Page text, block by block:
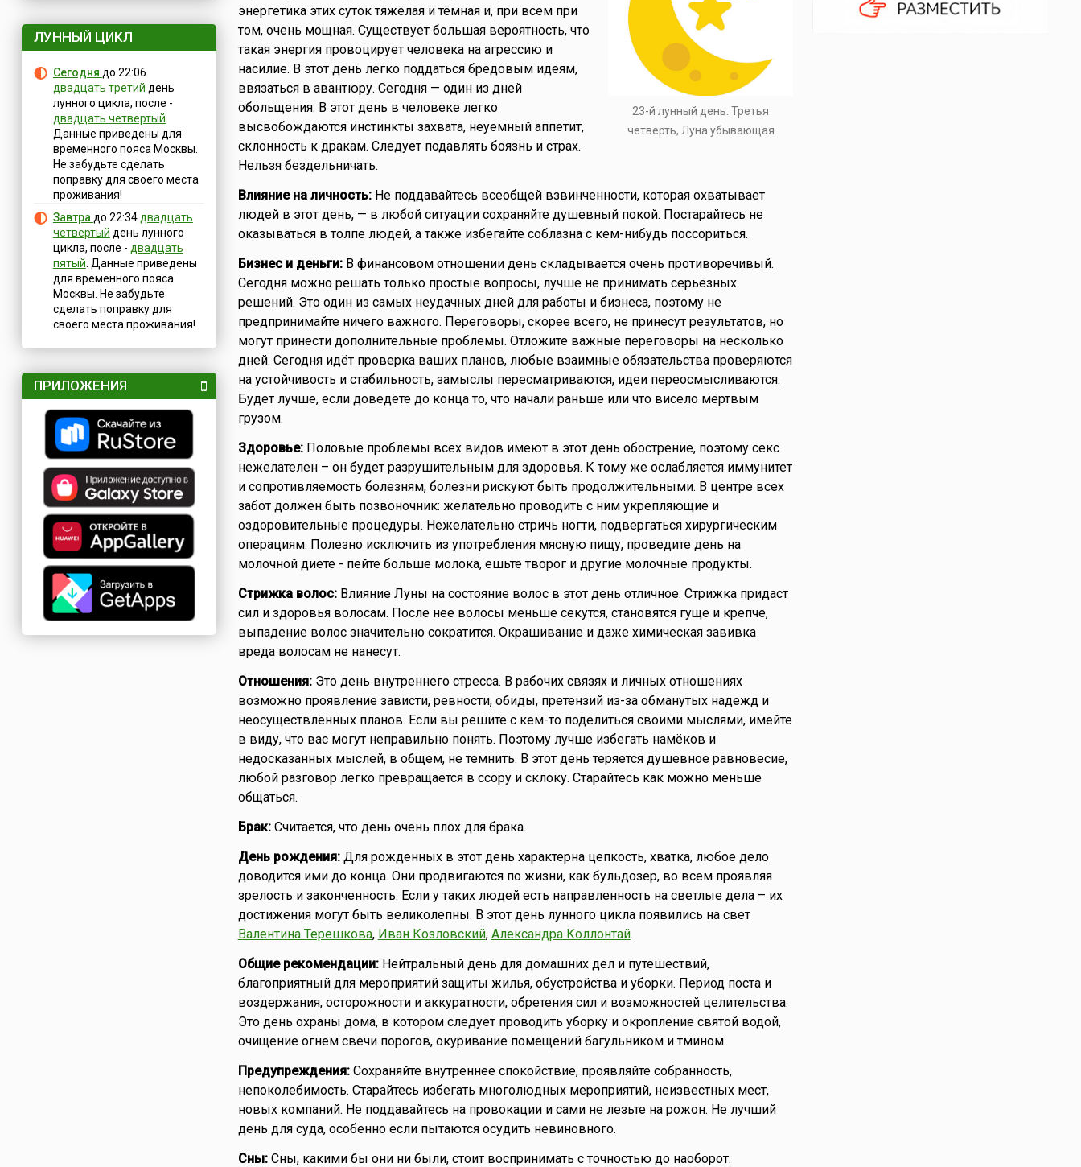
ЛУННЫЙ ЦИКЛ
Сегодня до 22:06
двадцать третий день
лунного цикла, после -
двадцать четвертый
Данные приведены для
временного пояса Москвы.
Не забудьте сделать
поправку для своего места
проживания!
Завтра до 22:34 двадцать
четвертый день лунного
цикла, после - двадцать
пятый . Данные приведены
для временного пояса
Москвы. Не забудьте
сделать поправку для
своего места проживания!
ПРИЛОЖЕНИЯ
23-й лунный день. Третья
четверть, Луна убывающая
энергетика этих суток тяжёлая и тёмная и, при всем при
том, очень мощная. Существует большая вероятность, что
такая энергия провоцирует человека на агрессию и
насилие. В этот день легко поддаться бредовым идеям,
ввязаться в авантюру. Сегодня — один из дней
обольщения. В этот день в человеке легко
высвобождаются инстинкты захвата, неуемный аппетит,
склонность к дракам. Следует подавлять боязнь и страх.
Нельзя бездельничать.
Влияние на личность:Не поддавайтесь всеобщей взвинченности, которая охватывает
людей в этот день, — в любой ситуации сохраняйте душевный покой. Постарайтесь не
оказываться в толпе людей, а также избегайте соблазна с кем-нибудь поссориться.
Бизнес и деньги:В финансовом отношении день складывается очень противоречивый.
Сегодня можно решать только простые вопросы, лучше не принимать серьёзных
решений. Это один из самых неудачных дней для работы и бизнеса, поэтому не
предпринимайте ничего важного. Переговоры, скорее всего, не принесут результатов, но
могут принести дополнительные проблемы. Отложите важные переговоры на несколько
дней. Сегодня идёт проверка ваших планов, любые взаимные обязательства проверяются
на устойчивость и стабильность, замыслы пересматриваются, идеи переосмысливаются.
Будет лучше, если доведёте до конца то, что начали раньше или что висело мёртвым
грузом.
Здоровье:Половые проблемы всех видов имеют в этот день обострение, поэтому секс
нежелателен – он будет разрушительным для здоровья. К тому же ослабляется иммунитет
и сопротивляемость болезням, болезни рискуют быть продолжительными. В центре всех
забот должен быть позвоночник: желательно проводить с ним укрепляющие и
оздоровительные процедуры. Нежелательно стричь ногти, подвергаться хирургическим
операциям. Полезно исключить из употребления мясную пищу, проведите день на
молочной диете - пейте больше молока, ешьте творог и другие молочные продукты.
Стрижка волос:Влияние Луны на состояние волос в этот день отличное. Стрижка придаст
сил и здоровья волосам. После нее волосы меньше секутся, становятся гуще и крепче,
выпадение волос значительно сократится. Окрашивание и даже химическая завивка
вреда волосам не нанесут.
Отношения:Это день внутреннего стресса. В рабочих связях и личных отношениях
возможно проявление зависти, ревности, обиды, претензий из-за обманутых надежд и
неосуществлённых планов. Если вы решите с кем-то поделиться своими мыслями, имейте
в виду, что вас могут неправильно понять. Поэтому лучше избегать намёков и
недосказанных мыслей, в общем, не темнить. В этот день теряется душевное равновесие,
любой разговор легко превращается в ссору и склоку. Старайтесь как можно меньше
общаться.
Брак:Считается, что день очень плох для брака.
День рождения:Для рожденных в этот день характерна цепкость, хватка, любое дело
доводится ими до конца. Они продвигаются по жизни, как бульдозер, во всем проявляя
зрелость и законченность. Если у таких людей есть направленность на светлые дела – их
достижения могут быть великолепны. В этот день лунного цикла появились на свет
Валентина Терешкова, Иван Козловский, Александра Коллонтай.
Общие рекомендации:Нейтральный день для домашних дел и путешествий,
благоприятный для мероприятий защиты жилья, обустройства и уборки. Период поста и
воздержания, осторожности и аккуратности, обретения сил и возможностей целительства.
Это день охраны дома, в котором следует проводить уборку и окропление святой водой,
очищение огнем свечи порогов, окуривание помещений багульником и тмином.
Предупреждения:Сохраняйте внутреннее спокойствие, проявляйте собранность,
непоколебимость. Старайтесь избегать многолюдных мероприятий, неизвестных мест,
новых компаний. Не поддавайтесь на провокации и сами не лезьте на рожон. Не лучший
день для суда, особенно если пытаются осудить невиновного.
Сны:Сны, какими бы они ни были, стоит воспринимать с точностью до наоборот.